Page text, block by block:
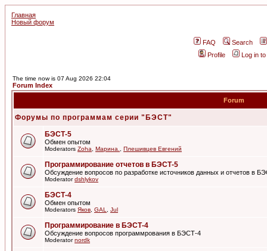
Главная
Новый форум
FAQ
Search
Profile
Log in
The time now is 07 Aug 2026 22:04
Forum Index
Forum
Форумы по программам серии "БЭСТ"
БЭСТ-5
Обмен опытом
Moderators Zoha Марина. Плешивцев Евгений
Программирование отчетов в БЭСТ-5
Обсуждение вопросов по разработке источников данных и отчетов в
Moderatordshlykov
БЭСТ-4
Обмен опытом
Moderators Яков GAL Jul
Программирование в БЭСТ-4
Обсуждение вопросов программрования в БЭСТ-4
Moderatornordk